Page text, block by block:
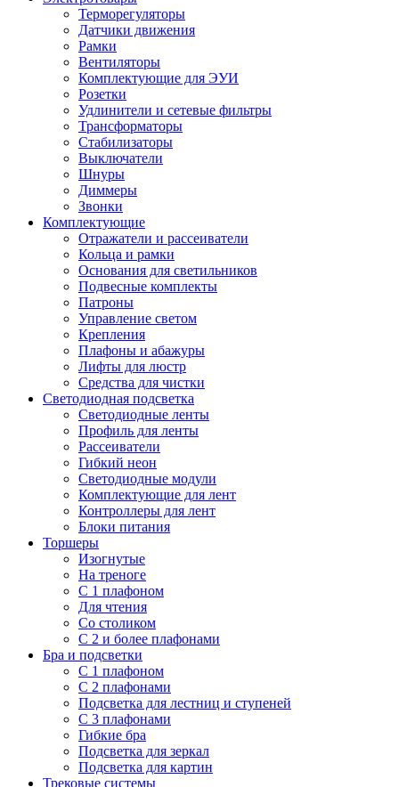
Терморегуляторы
Датчики движения
Рамки
Вентиляторы
Комплектующие для ЭУИ
Розетки
Удлинители и сетевые фильтры
Трансформаторы
Стабилизаторы
Выключатели
Шнуры
Диммеры
Звонки
Комплектующие
Отражатели и рассеиватели
Кольца и рамки
Основания для светильников
Подвесные комплекты
Патроны
Управление светом
Крепления
Плафоны и абажуры
Лифты для люстр
Средства для чистки
Светодиодная подсветка
Светодиодные ленты
Профиль для ленты
Рассеиватели
Гибкий неон
Светодиодные модули
Комплектующие для лент
Контроллеры для лент
Блоки питания
Торшеры
Изогнутые
На треноге
С 1 плафоном
Для чтения
Со столиком
С 2 и более плафонами
Бра и подсветки
С 1 плафоном
С 2 плафонами
Подсветка для лестниц и ступеней
С 3 плафонами
Гибкие бра
Подсветка для зеркал
Подсветка для картин
Трековые системы